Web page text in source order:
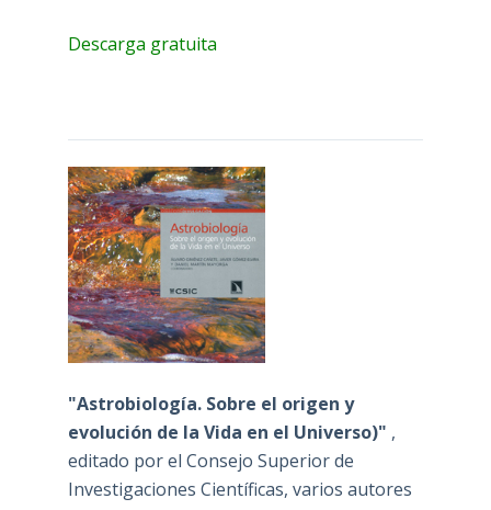
Descarga gratuita
"Astrobiología. Sobre el origen y
evolución de la Vida en el Universo)" ,
editado por el Consejo Superior de
Investigaciones Científicas, varios autores